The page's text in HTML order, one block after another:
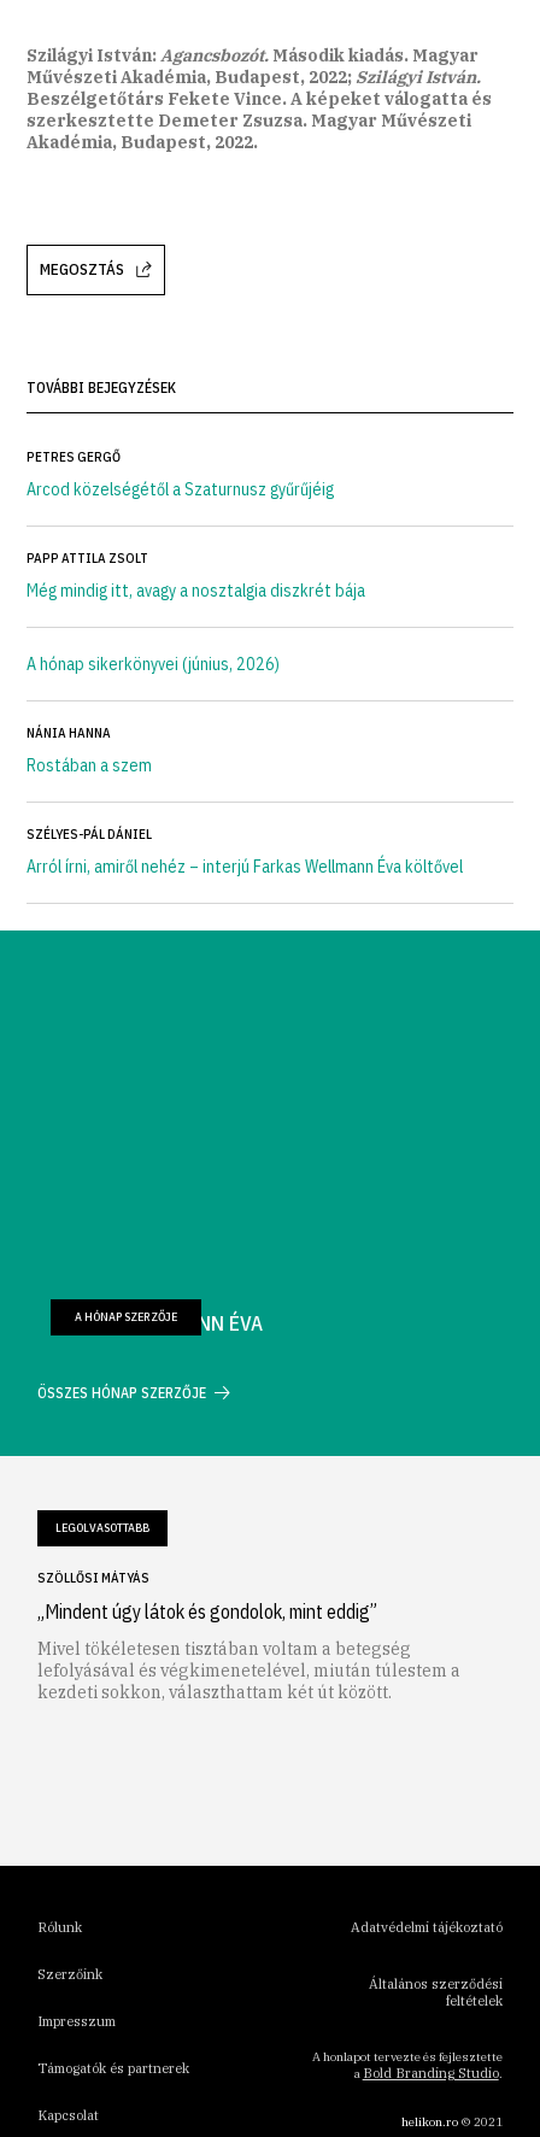
Szilágyi István:Agancsbozót. Második kiadás. Magyar
Művészeti Akadémia, Budapest, 2022; Szilágyi István.
Beszélgetőtárs Fekete Vince. A képeket válogatta és
szerkesztette Demeter Zsuzsa. Magyar Művészeti
Akadémia, Budapest, 2022.
MEGOSZTÁS
TOVÁBBI BEJEGYZÉSEK
PETRES GERGŐ
Arcod közelségétől a Szaturnusz gyűrűjéig
PAPP ATTILA ZSOLT
Még mindig itt, avagy a nosztalgia diszkrét bája
A hónap sikerkönyvei (június, 2026)
NÁNIA HANNA
Rostában a szem
SZÉLYES-PÁL DÁNIEL
Arról írni, amiről nehéz – interjú Farkas Wellmann Éva költővel
FARKAS WELLMANN ÉVA
A HÓNAP SZERZŐJE
ÖSSZES HÓNAP SZERZŐJE
LEGOLVASOTTABB
SZÖLLŐSI MÁTYÁS
„Mindent úgy látok és gondolok, mint eddig”
Mivel tökéletesen tisztában voltam a betegség
lefolyásával és végkimenetelével, miután túlestem a
kezdeti sokkon, választhattam két út között.
Rólunk
Szerzőink
Impresszum
Támogatók és partnerek
Kapcsolat
Adatvédelmi tájékoztató
Általános szerződési
feltételek
A honlapot tervezte és fejlesztette
a Bold Branding Studio.
helikon.ro© 2021